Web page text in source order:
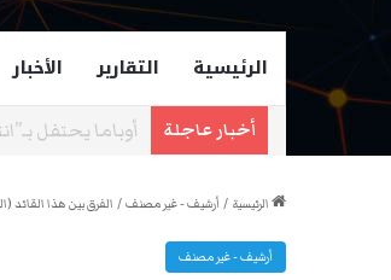
الرئيسية التقارير الأخبار
أخبار عاجلة زهران ممداني
الرئيسية / أرشيف - غير مصنف/ الفرق بين هذا القائد
أرشيف - غير مصنف